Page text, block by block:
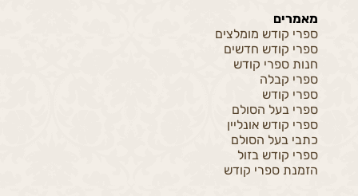
מאמרים
ספרי קודש מומלצים
ספרי קודש חדשים
חנות ספרי קודש
ספרי קבלה
ספרי קודש
ספרי בעל הסולם
ספרי קודש אונליין
כתבי בעל הסולם
ספרי קודש בזול
הזמנת ספרי קודש